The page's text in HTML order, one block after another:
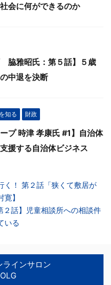
会に何ができるのか
脇雅昭氏：第５話】５歳
中退を決断
知る 財政
ープ 時津 孝康氏 #1】自治体
援する自治体ビジネス
く！ 第２話「狭くて敷居が
】
話】児童相談所への相談件
いる
ラインサロン